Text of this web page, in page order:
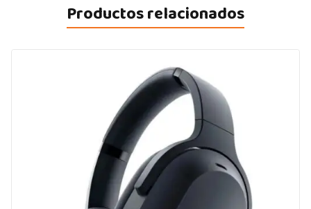
Productos relacionados